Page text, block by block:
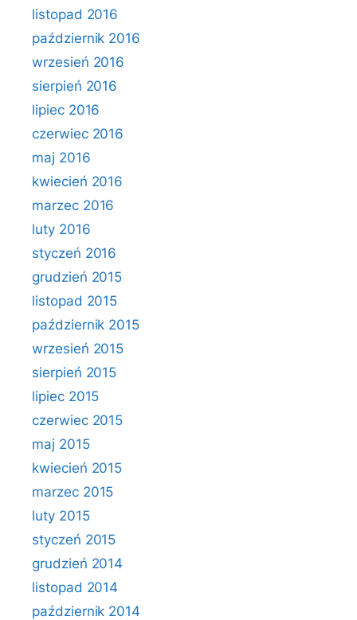
listopad 2016
październik 2016
wrzesień 2016
sierpień 2016
lipiec 2016
czerwiec 2016
maj 2016
kwiecień 2016
marzec 2016
luty 2016
styczeń 2016
grudzień 2015
listopad 2015
październik 2015
wrzesień 2015
sierpień 2015
lipiec 2015
czerwiec 2015
maj 2015
kwiecień 2015
marzec 2015
luty 2015
styczeń 2015
grudzień 2014
listopad 2014
październik 2014